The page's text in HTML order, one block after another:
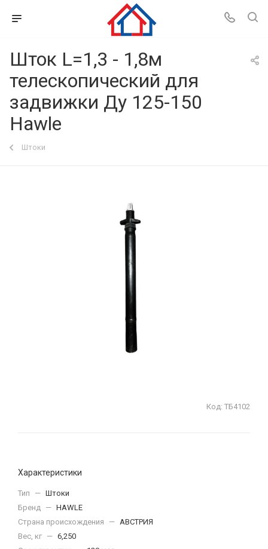
Шток L=1,3 - 1,8м
телескопический для
задвижки Ду 125-150
Hawle
Штоки
Код: ТБ4102
Характеристики
Тип — Штоки
Бренд — HAWLE
Страна происхождения
— АВСТРИЯ
Вес, кг — 6,250